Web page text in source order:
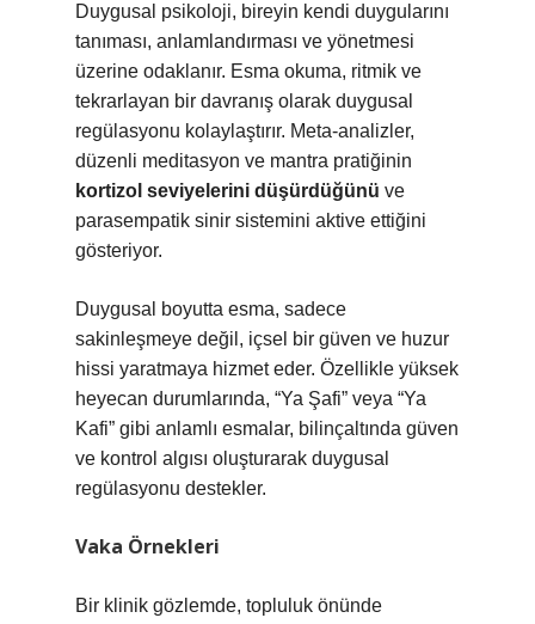
Duygusal psikoloji, bireyin kendi duygularını
tanıması, anlamlandırması ve yönetmesi
üzerine odaklanır. Esma okuma, ritmik ve
tekrarlayan bir davranış olarak duygusal
regülasyonu kolaylaştırır. Meta-analizler,
düzenli meditasyon ve mantra pratiğinin
kortizol seviyelerini düşürdüğünü ve
parasempatik sinir sistemini aktive ettiğini
gösteriyor.
Duygusal boyutta esma, sadece
sakinleşmeye değil, içsel bir güven ve huzur
hissi yaratmaya hizmet eder. Özellikle yüksek
heyecan durumlarında, “Ya Şafi” veya “Ya
Kafi” gibi anlamlı esmalar, bilinçaltında güven
ve kontrol algısı oluşturarak duygusal
regülasyonu destekler.
Vaka Örnekleri
Bir klinik gözlemde, topluluk önünde